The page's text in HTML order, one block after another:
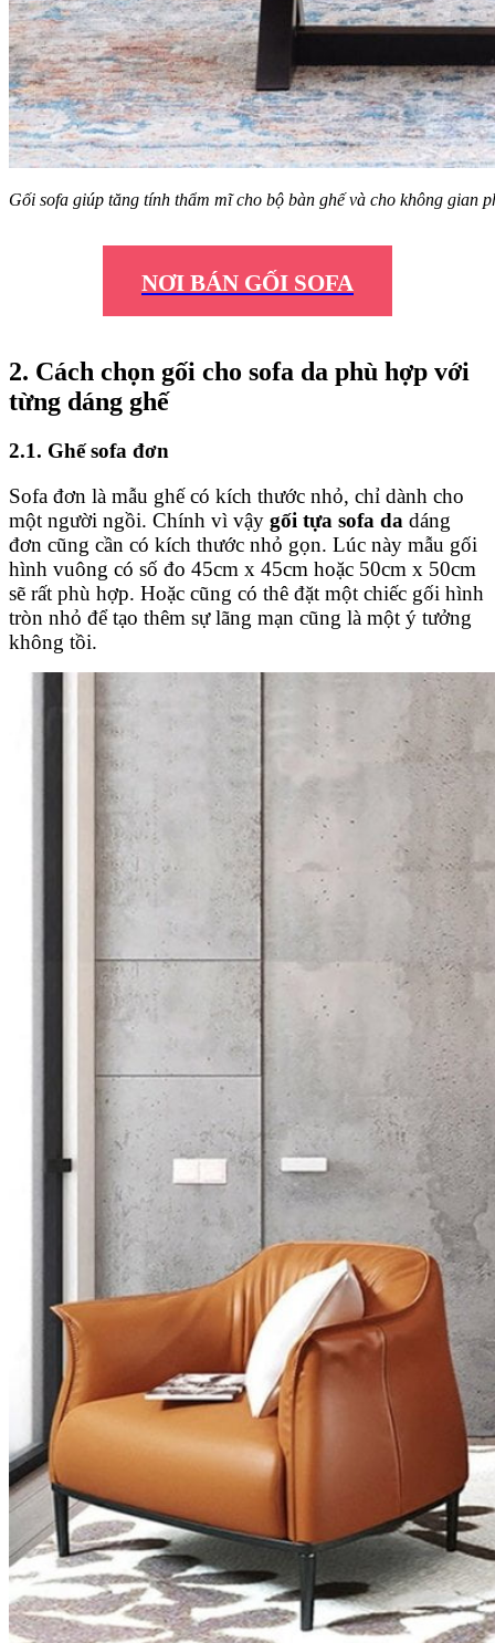
Gối sofa giúp tăng tính thẩm mĩ cho bộ bàn ghế và cho không gian
NƠI BÁN GỐI SOFA
2. Cách chọn gối cho sofa da phù hợp với
từng dáng ghế
2.1. Ghế sofa đơn
Sofa đơn là mẫu ghế có kích thước nhỏ, chỉ dành cho
một người ngồi. Chính vì vậy gối tựa sofa da dáng
đơn cũng cần có kích thước nhỏ gọn. Lúc này mẫu gối
hình vuông có số đo 45cm x 45cm hoặc 50cm x 50cm
sẽ rất phù hợp. Hoặc cũng có thê đặt một chiếc gối hình
tròn nhỏ để tạo thêm sự lãng mạn cũng là một ý tưởng
không tồi.